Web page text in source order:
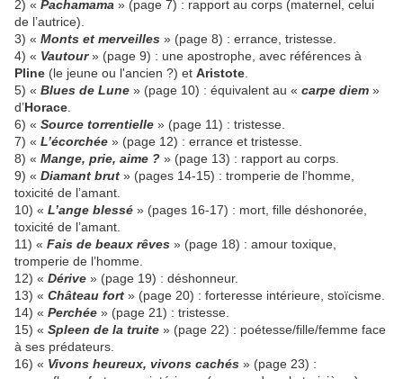
2) « Pachamama » (page 7) : rapport au corps (maternel, celui
de l’autrice).
3) « Monts et merveilles » (page 8) : errance, tristesse.
4) « Vautour» (page 9) : une apostrophe, avec références à
Pline (le jeune ou l'ancien ?) et Aristote
5) « Blues de Lune » (page 10) : équivalent au « carpe diem »
d’Horace
6) « Source torrentielle » (page 11) : tristesse.
7) « L’écorchée » (page 12) : errance et tristesse.
8) « Mange, prie, aime ? » (page 13) : rapport au corps.
9) « Diamant brut » (pages 14-15) : tromperie de l’homme,
toxicité de l’amant.
10) « L’ange blessé » (pages 16-17) : mort, fille déshonorée,
toxicité de l’amant.
11) « Fais de beaux rêves » (page 18) : amour toxique,
tromperie de l’homme.
12) « Dérive » (page 19) : déshonneur.
13) « Château fort » (page 20) : forteresse intérieure, stoïcisme.
14) « Perchée » (page 21) : tristesse.
15) « Spleen de la truite » (page 22) : poétesse/fille/femme face
à ses prédateurs.
16) « Vivons heureux, vivons cachés » (page 23) :